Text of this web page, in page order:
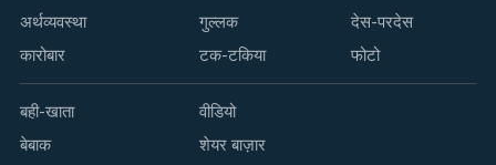
अर्थव्यवस्था
कारोबार
गुल्लक
टक-टकिया
देस-परदेस
फोटो
बही-खाता
बेबाक
वीडियो
शेयर बाज़ार